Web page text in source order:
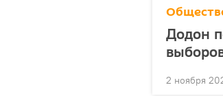
Додон
2 ноября